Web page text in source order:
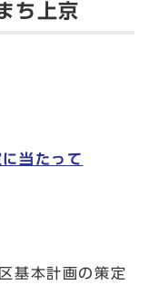
ち上京
当たって
本計画の策定